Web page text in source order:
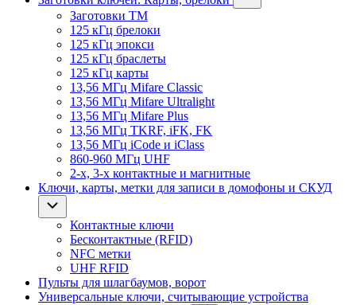
Заготовки ТМ
125 кГц брелоки
125 кГц эпокси
125 кГц браслеты
125 кГц карты
13,56 МГц Mifare Classic
13,56 МГц Mifare Ultralight
13,56 МГц Mifare Plus
13,56 МГц TKRF, iFK, FK
13,56 МГц iCode и iClass
860-960 МГц UHF
2-х, 3-х контактные и магнитные
Ключи, карты, метки для записи в домофоны и СКУД
Контактные ключи
Бесконтактные (RFID)
NFC метки
UHF RFID
Пульты для шлагбаумов, ворот
Универсальные ключи, считывающие устройства